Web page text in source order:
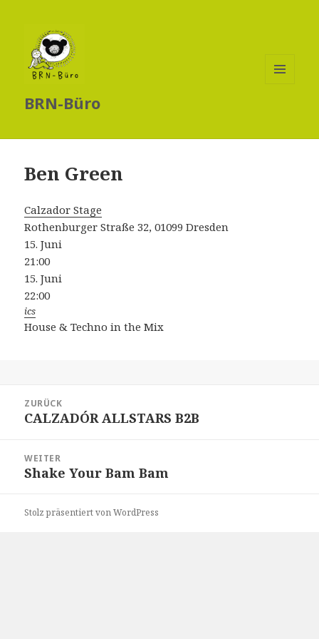
BRN-Büro
Ben Green
Calzador Stage
Rothenburger Straße 32, 01099 Dresden
15. Juni
21:00
15. Juni
22:00
ics
House & Techno in the Mix
ZURÜCK
Vorheriger
CALZADÓR ALLSTARS B2B
WEITER
Nächster
Shake Your Bam Bam
Stolz präsentiert von WordPress